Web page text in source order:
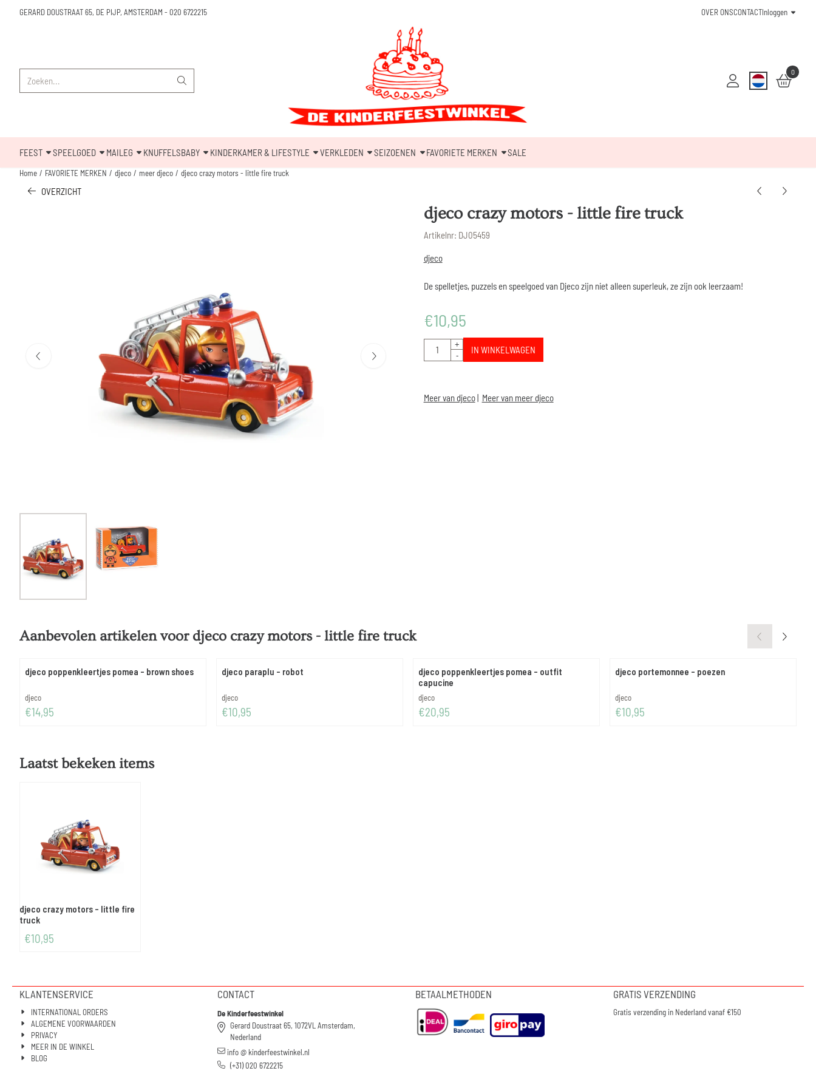
GERARD DOUSTRAAT 65, DE PIJP, AMSTERDAM - 020 6722215 OVER ONSCONTACTInloggen
0
FEEST SPEELGOED MAILEG KNUFFELSBABY KINDERKAMER & LIFESTYLE VERKLEDEN SEIZOENEN FAVORIETE MERKEN SALE
Home / FAVORIETE MERKEN / djeco / meer djeco / djeco crazy motors - little fire truck
OVERZICHT
djeco crazy motors - little fire truck
Artikelnr: DJ05459
djeco
De spelletjes, puzzels en speelgoed van Djeco zijn niet alleen superleuk, ze zijn ook leerzaam!
€10,95
Aantal
+
-
IN WINKELWAGEN
Meer van djeco| Meer van meer djeco
Aanbevolen artikelen voor djeco crazy motors - little fire truck
djeco poppenkleertjes pomea - brown shoes
Merk:
djeco
Prijs: 14,95
€14,95
djeco paraplu - robot
Merk:
djeco
Prijs: 10,95
€10,95
djeco poppenkleertjes pomea - outfit
capucine
Merk:
djeco
Prijs: 20,95
€20,95
djeco portemonnee - poezen
Merk:
djeco
Prijs: 10,95
€10,95
Laatst bekeken items
djeco crazy motors - little fire
truck
€10,95
KLANTENSERVICE
INTERNATIONAL ORDERS
ALGEMENE VOORWAARDEN
PRIVACY
MEER IN DE WINKEL
BLOG
CONTACT
De Kinderfeestwinkel
Gerard Doustraat 65, 1072VL Amsterdam,
Nederland
info @ kinderfeestwinkel.nl
(+31) 020 6722215
BETAALMETHODEN GRATIS VERZENDING
Gratis verzending in Nederland vanaf €150